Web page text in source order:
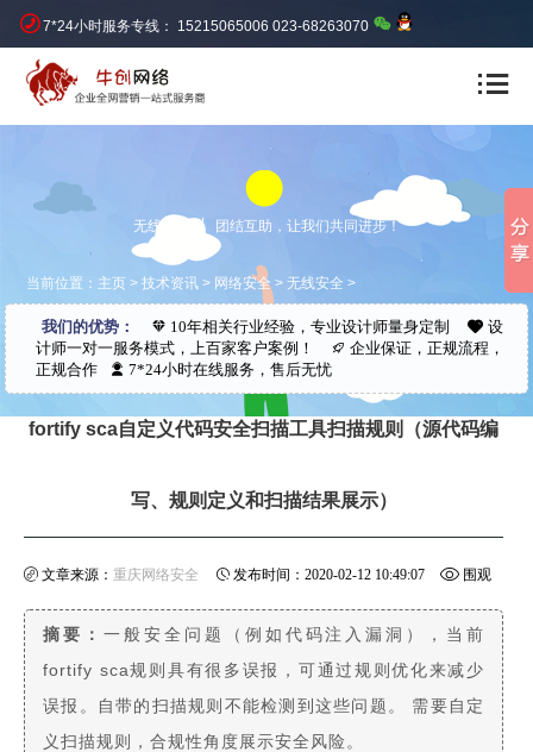
7*24小时服务专线： 15215065006 023-68263070
无线安全 团结互助，让我们共同进步！
当前位置： 主页 >技术资讯 > 网络安全 >无线安全 >
我们的优势： 10年相关行业经验，专业设计师量身定制
设
计师一对一服务模式，上百家客户案例！
企业保证，正规流程，
正规合作
7*24小时在线服务，售后无忧
fortify sca自定义代码安全扫描工具扫描规则（源代码编
写、规则定义和扫描结果展示）
文章来源： 重庆网络安全 发布时间：2020-02-12 10:49:07 围观
次数： 3966
分享到:
摘要： 一般安全问题（例如代码注入漏洞），当前
fortify sca规则具有很多误报，可通过规则优化来减少
误报。自带的扫描规则不能检测到这些问题。 需要自定
义扫描规则，合规性角度展示安全风险。